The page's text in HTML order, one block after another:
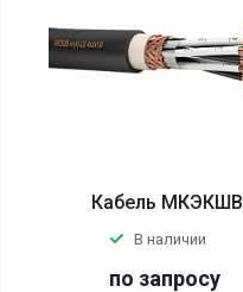
Кабель МКЭКШВ
В наличии
по запросу